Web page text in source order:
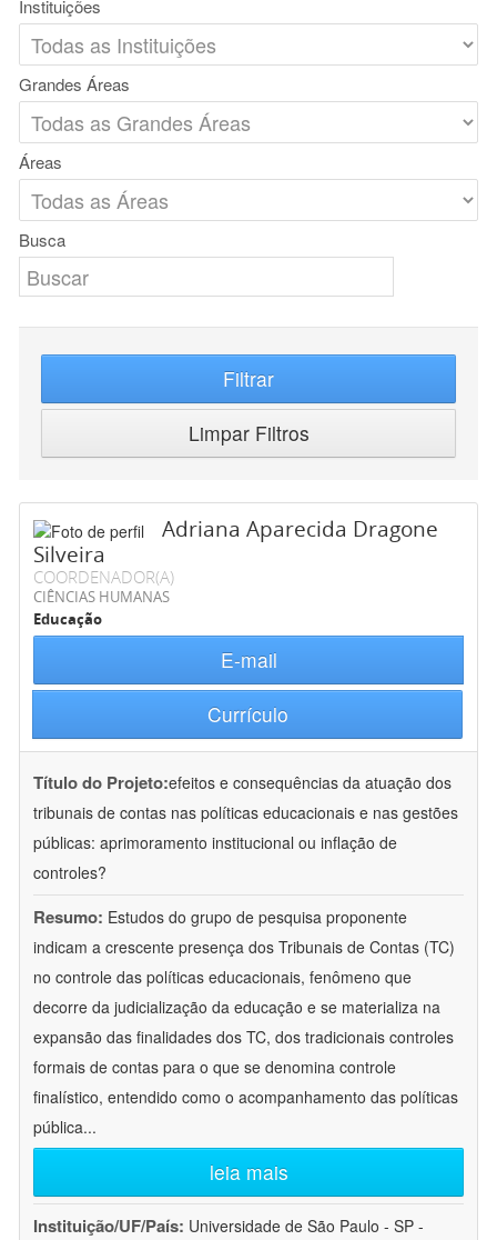
Instituições
Grandes Áreas
Áreas
Busca
Filtrar
Limpar Filtros
Adriana Aparecida Dragone
Silveira
COORDENADOR(A)
CIÊNCIAS HUMANAS
Educação
E-mail
Currículo
Título do Projeto:efeitos e consequências da atuação dos
tribunais de contas nas políticas educacionais e nas gestões
públicas: aprimoramento institucional ou inflação de
controles?
Resumo: Estudos do grupo de pesquisa proponente
indicam a crescente presença dos Tribunais de Contas (TC)
no controle das políticas educacionais, fenômeno que
decorre da judicialização da educação e se materializa na
expansão das finalidades dos TC, dos tradicionais controles
formais de contas para o que se denomina controle
finalístico, entendido como o acompanhamento das políticas
pública...
leia mais
Instituição/UF/País: Universidade de São Paulo - SP -